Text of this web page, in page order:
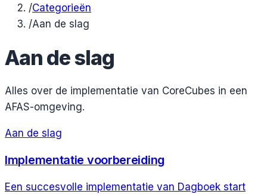
/Categorieën
/Aan de slag
Aan de slag
Alles over de implementatie van CoreCubes in een
AFAS-omgeving.
Aan de slag
Implementatie voorbereiding
Een succesvolle implementatie van Dagboek start